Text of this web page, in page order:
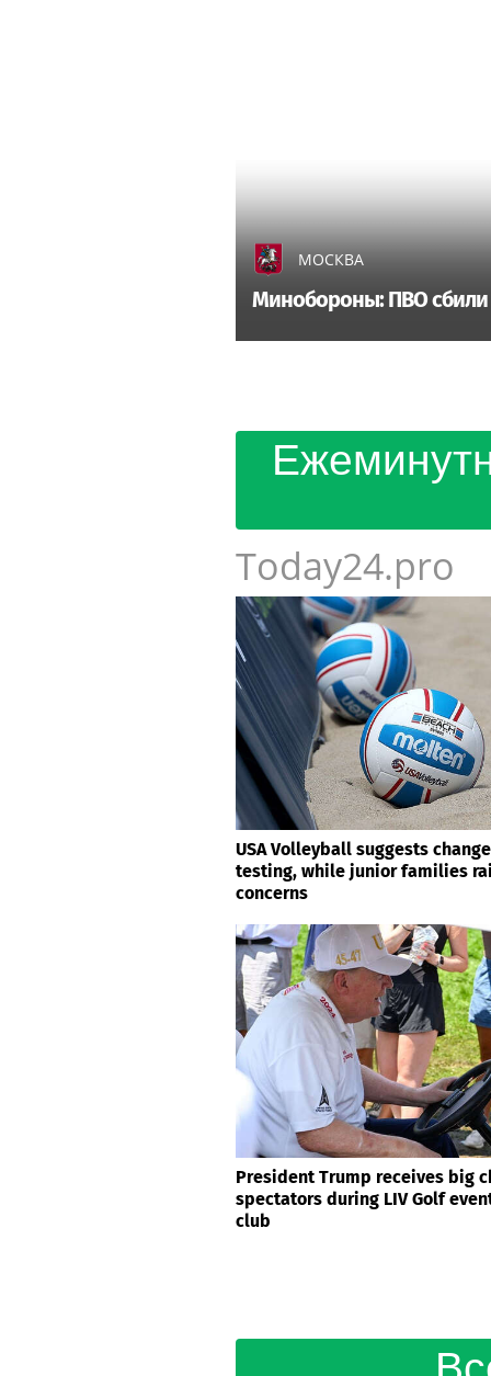
МОСКВА
Минобороны: ПВО сбили
Today24.pro
USA Volleyball suggests
testing, while junior families
concerns
President Trump receives big
spectators during LIV Golf
club